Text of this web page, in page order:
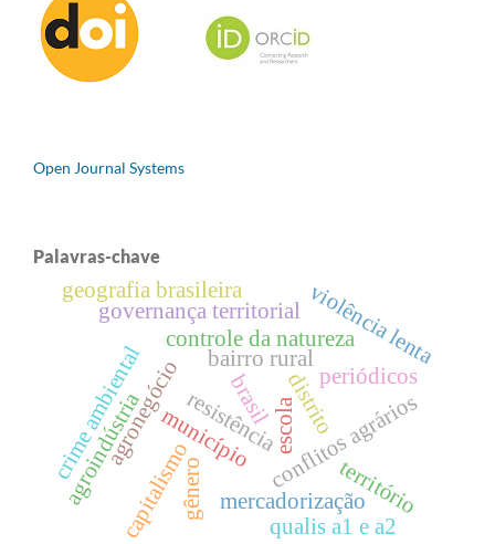
Open Journal Systems
Palavras-chave
município distrito
bairro rural
escola
resistênciaconflitos agrários
agronegócio
mercadorização
controle da natureza
capitalismo
violência lenta
agroindústria
crime ambiental
território
gênero
governança territorial
geografia brasileira
periódicos
qualis a1 e a2
brasil